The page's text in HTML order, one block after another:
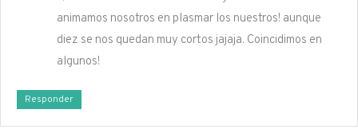
animamos nosotros en plasmar los nuestros! aunque
diez se nos quedan muy cortos jajaja. Coincidimos en
algunos!
Responder